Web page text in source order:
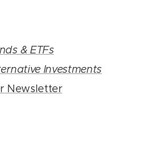
& ETFs
Investments
Newsletter